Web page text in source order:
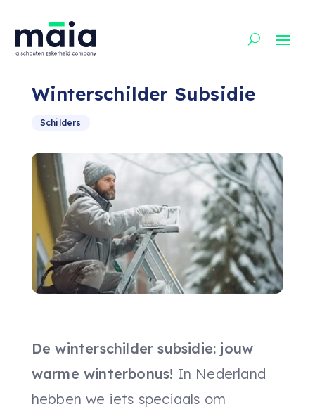
Winterschilder Subsidie
Schilders
De winterschilder subsidie: jouw
warme winterbonus! In Nederland
hebben we iets speciaals om